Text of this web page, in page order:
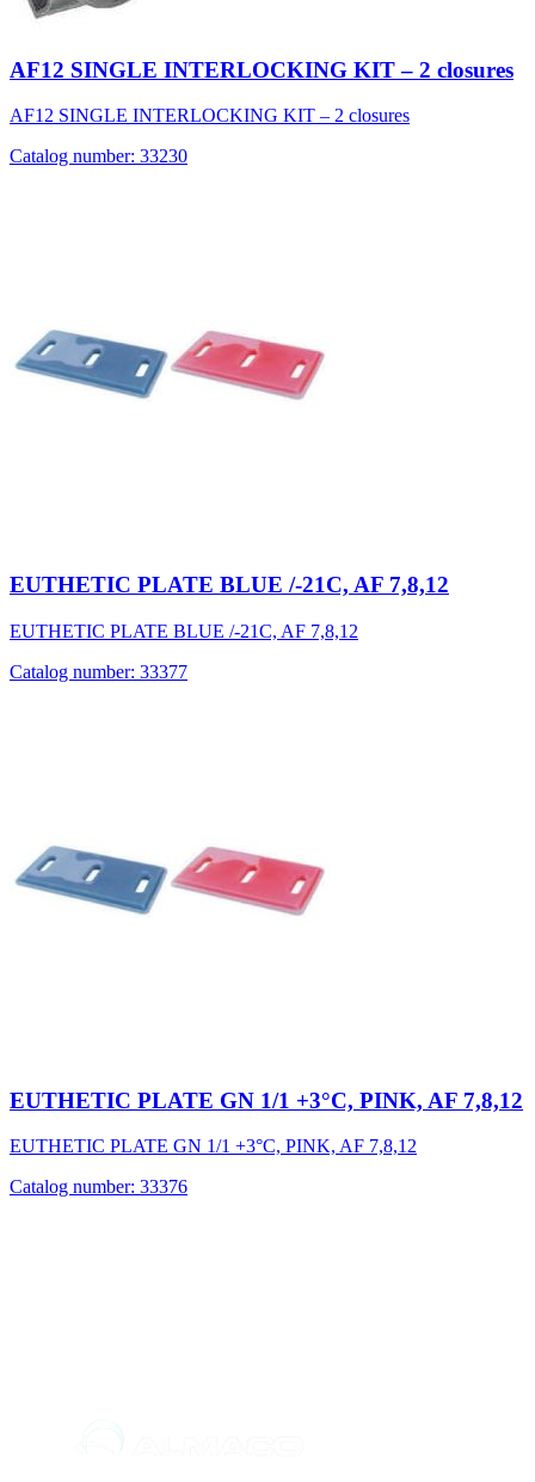
AF12 SINGLE INTERLOCKING KIT – 2 closures
AF12 SINGLE INTERLOCKING KIT – 2 closures
Catalog number: 33230
EUTHETIC PLATE BLUE /-21C, AF 7,8,12
EUTHETIC PLATE BLUE /-21C, AF 7,8,12
Catalog number: 33377
EUTHETIC PLATE GN 1/1 +3°C, PINK, AF 7,8,12
EUTHETIC PLATE GN 1/1 +3°C, PINK, AF 7,8,12
Catalog number: 33376